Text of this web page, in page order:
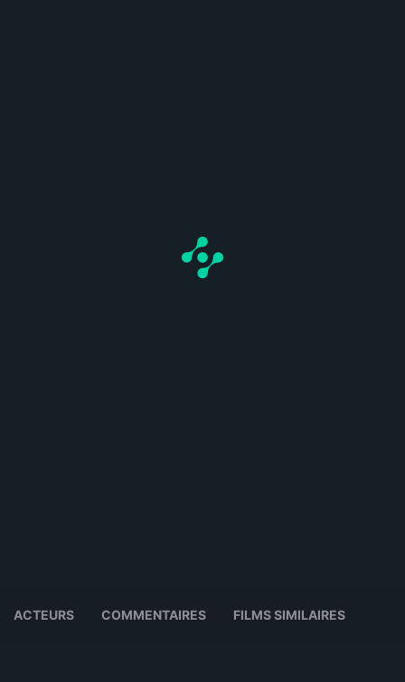
ACTEURS COMMENTAIRES FILMS SIMILAIRES